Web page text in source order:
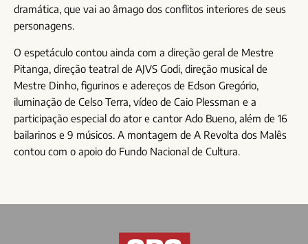
dramática, que vai ao âmago dos conflitos interiores de seus
personagens.
O espetáculo contou ainda com a direção geral de Mestre
Pitanga, direção teatral de AJVS Godi, direção musical de
Mestre Dinho, figurinos e adereços de Edson Gregório,
iluminação de Celso Terra, vídeo de Caio Plessman e a
participação especial do ator e cantor Ado Bueno, além de 16
bailarinos e 9 músicos. A montagem de A Revolta dos Malês
contou com o apoio do Fundo Nacional de Cultura.